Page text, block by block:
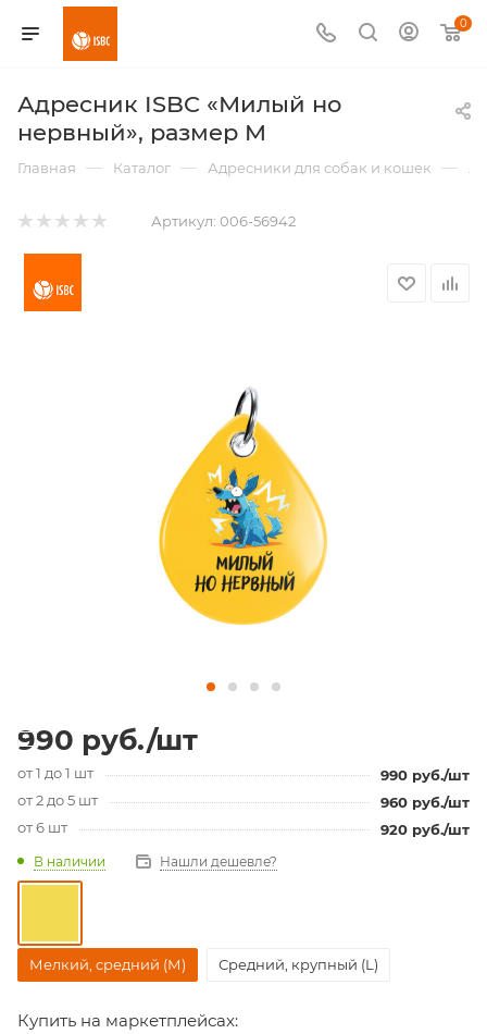
0
Адресник ISBC «Милый но
нервный», размер M
Главная — Каталог — Адресники для собак и кошек —
Артикул: 006-56942
990 руб./шт
от 1 до 1 шт 990 руб./шт
от 2 до 5 шт
960 руб./шт
от 6 шт
920 руб./шт
В наличии Нашли дешевле?
Мелкий, средний (М) Средний, крупный (L)
Купить на маркетплейсах: